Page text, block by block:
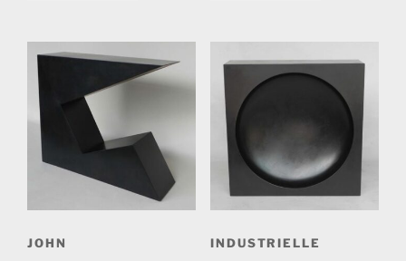
JOHN INDUSTRIELLE